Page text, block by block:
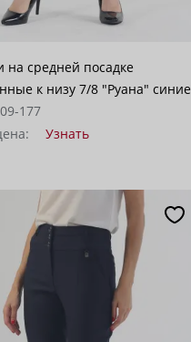
на средней посадке
к низу 7/8 "Руана" синие
177
Узнать